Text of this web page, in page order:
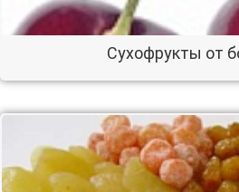
Сухофрукты от